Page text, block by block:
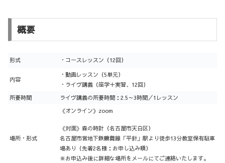
概要
形式 ・コースレッスン（12回）
内容
・動画レッスン（5単元）
・ライヴ講義（座学＋実習、12回）
所要時間
ライヴ講義の所要時間：2.5～3時間／1レッスン
場所・形式
《オンライン》zoom
《対面》森の時計（名古屋市天白区）
名古屋市営地下鉄鶴舞線「平針」駅より徒歩13分教室保有駐車
場あり（先着2名様：お申し込み順）
※お申込み後に詳細な場所をメールにてご連絡いたします。